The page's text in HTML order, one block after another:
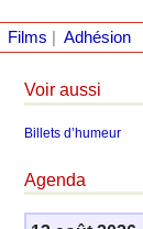
Films Adhésion
Voir aussi
Billets d’humeur
Agenda